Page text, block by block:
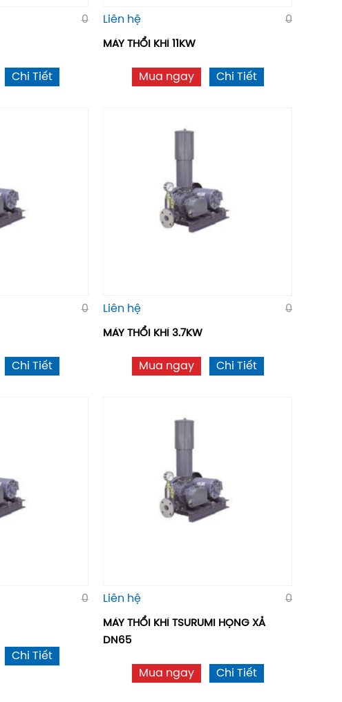
0
Chi Tiết
Liên hệ 0
MÁY THỔI KHÍ 11KW
Mua ngay Chi Tiết
0
Chi Tiết
Liên hệ 0
MÁY THỔI KHÍ 3.7KW
Mua ngay Chi Tiết
0
Chi Tiết
Liên hệ 0
MÁY THỔI KHÍ TSURUMI HỌNG XẢ
DN65
Mua ngay Chi Tiết